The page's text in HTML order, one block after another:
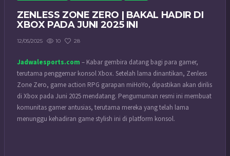
ZENLESS ZONE ZERO | BAKAL HADIR DI
XBOX PADA JUNI 2025 INI
12/05/2025 10 28
Jadwalesports.com – Kabar gembira datang bagi para gamer,
terutama penggemar konsol Xbox. Setelah lama dinantikan, Zenless
Zone Zero, game action RPG garapan miHoYo, dipastikan akan dirilis
di Xbox pada Juni 2025 mendatang. Pengumuman resmi ini membuat
komunitas gamer antusias, terutama mereka yang telah lama
menunggu kehadiran game stylish ini di platform konsol.